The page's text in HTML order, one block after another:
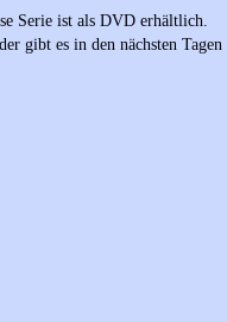
Serie ist als DVD erhältlich.
gibt es in den nächsten